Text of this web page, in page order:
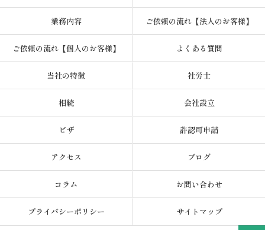
業務内容 ご依頼の流れ【法人のお客様】
ご依頼の流れ【個人のお客様】 よくある質問
当社の特徴 社労士
相続 会社設立
ビザ 許認可申請
アクセス ブログ
コラム お問い合わせ
プライバシーポリシー サイトマップ